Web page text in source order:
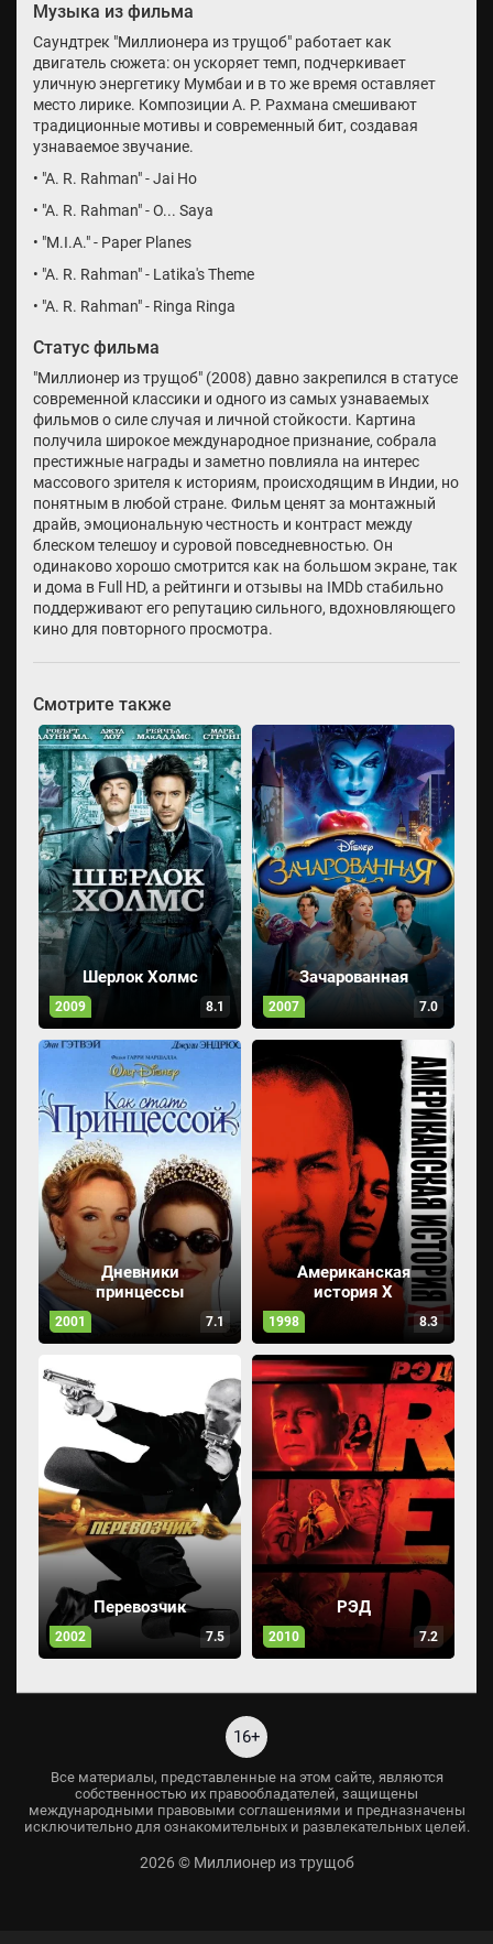
Музыка из фильма
Саундтрек "Миллионера из трущоб" работает как
двигатель сюжета: он ускоряет темп, подчеркивает
уличную энергетику Мумбаи и в то же время оставляет
место лирике. Композиции А. Р. Рахмана смешивают
традиционные мотивы и современный бит, создавая
узнаваемое звучание.
• "A. R. Rahman" - Jai Ho
• "A. R. Rahman" - O... Saya
• "M.I.A." - Paper Planes
• "A. R. Rahman" - Latika's Theme
• "A. R. Rahman" - Ringa Ringa
Статус фильма
"Миллионер из трущоб" (2008) давно закрепился в статусе
современной классики и одного из самых узнаваемых
фильмов о силе случая и личной стойкости. Картина
получила широкое международное признание, собрала
престижные награды и заметно повлияла на интерес
массового зрителя к историям, происходящим в Индии, но
понятным в любой стране. Фильм ценят за монтажный
драйв, эмоциональную честность и контраст между
блеском телешоу и суровой повседневностью. Он
одинаково хорошо смотрится как на большом экране, так
и дома в Full HD, а рейтинги и отзывы на IMDb стабильно
поддерживают его репутацию сильного, вдохновляющего
кино для повторного просмотра.
Смотрите также
Шерлок Холмс
2009 8.1
Зачарованная
2007 7.0
Дневники
принцессы
2001 7.1
Американская
история X
1998 8.3
Перевозчик
2002 7.5
РЭД
2010 7.2
16+
Все материалы, представленные на этом сайте, являются
собственностью их правообладателей, защищены
международными правовыми соглашениями и предназначены
исключительно для ознакомительных и развлекательных целей.
2026 © Миллионер из трущоб